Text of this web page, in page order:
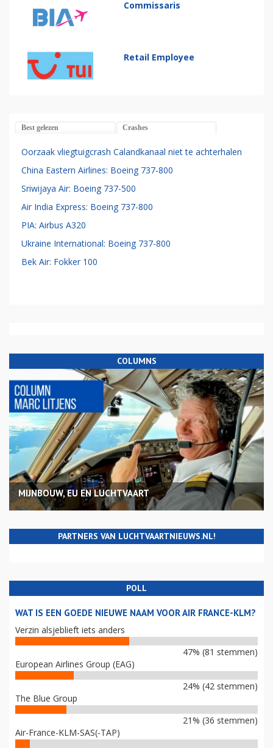
Commissaris
Retail Employee
Best gelezen Crashes
Oorzaak vliegtuigcrash Calandkanaal niet te achterhalen
China Eastern Airlines: Boeing 737-800
Sriwijaya Air: Boeing 737-500
Air India Express: Boeing 737-800
PIA: Airbus A320
Ukraine International: Boeing 737-800
Bek Air: Fokker 100
COLUMNS
MIJNBOUW, EU EN LUCHTVAART
PARTNERS VAN LUCHTVAARTNIEUWS.NL!
POLL
WAT IS EEN GOEDE NIEUWE NAAM VOOR AIR FRANCE-KLM?
Verzin alsjeblieft iets anders
47% (81 stemmen)
European Airlines Group (EAG)
24% (42 stemmen)
The Blue Group
21% (36 stemmen)
Air-France-KLM-SAS(-TAP)